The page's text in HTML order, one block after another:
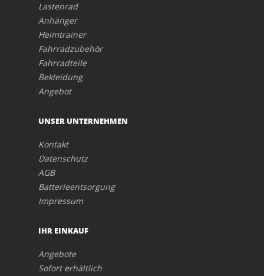
Lastenrad
Anhänger
Heimtrainer
Fahrradzubehör
Fahrradteile
Bekleidung
Angebot
UNSER UNTERNEHMEN
Kontakt
Datenschutz
AGB
Batterieentsorgung
Impressum
IHR EINKAUF
Angebote
Sofort erhältlich